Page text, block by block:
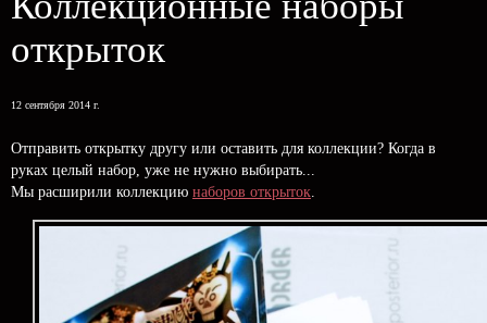
открыток
12 сентября 2014 г.
Отправить открытку другу или оставить для коллекции? Когда в
руках целый набор, уже не нужно выбирать...
Мы расширили коллекцию наборов открыток.